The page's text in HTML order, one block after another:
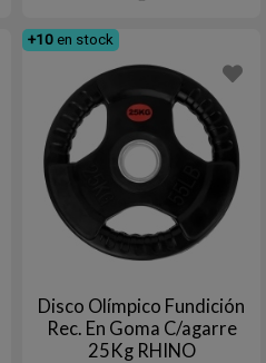
+10 en stock
Disco Olímpico Fundición
Rec. En Goma C/agarre
25Kg RHINO